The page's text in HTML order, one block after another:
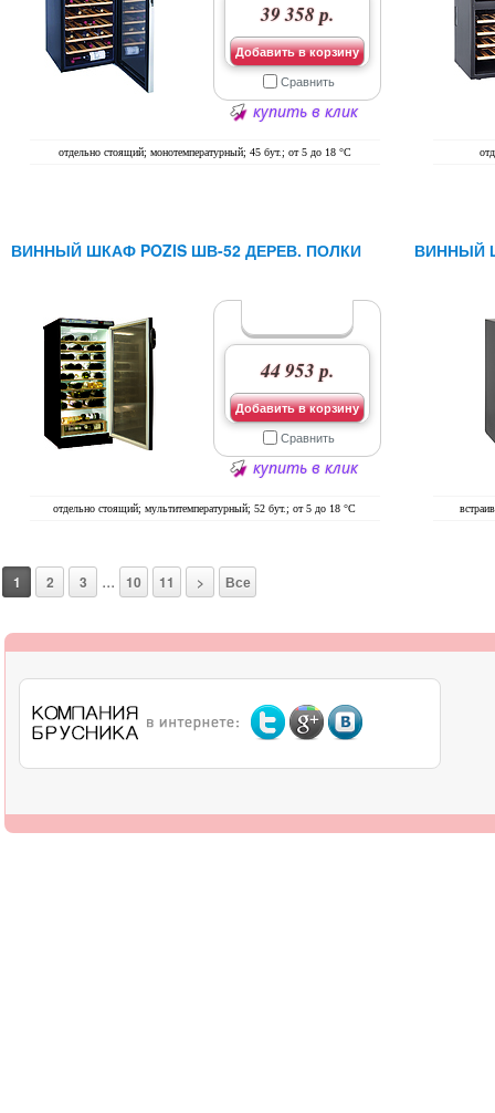
отдельно стоящий; монотемпературный; 45 бут.; от 5 до 18 °C
39 358 р.
Добавить в корзину
Сравнить
купить в клик
ВИННЫЙ ШКАФ POZIS ШВ-52 ДЕРЕВ. ПОЛКИ
отдельно стоящий; мультитемпературный; 52 бут.; от 5 до 18 °C
44 953 р.
Добавить в корзину
Сравнить
купить в клик
ВИННЫЙ
1 2 3 ... 10 11 > Все